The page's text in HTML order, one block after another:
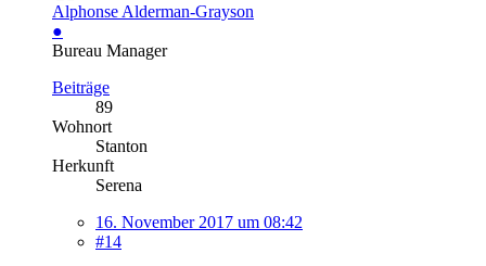
Alphonse Alderman-Grayson
●
Bureau Manager
Beiträge
89
Wohnort
Stanton
Herkunft
Serena
16. November 2017 um 08:42
#14